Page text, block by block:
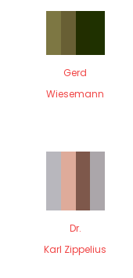
Gerd
Wiesemann
Dr.
Karl Zippelius